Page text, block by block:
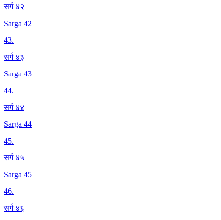
सर्ग ४२
Sarga 42
43.
सर्ग ४३
Sarga 43
44.
सर्ग ४४
Sarga 44
45.
सर्ग ४५
Sarga 45
46.
सर्ग ४६